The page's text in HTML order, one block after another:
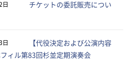
日
チケットの委託販売につい
日
【代役決定および公演内容
ィル第83回杉並定期演奏会